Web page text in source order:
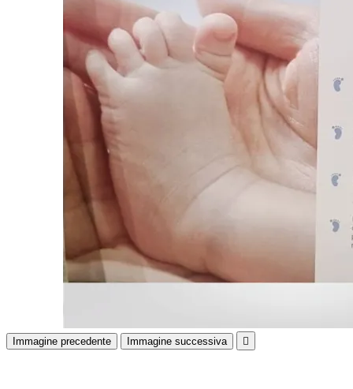
Immagine precedente Immagine successiva 